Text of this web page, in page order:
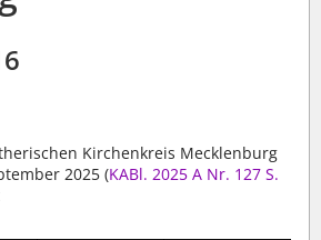
Kirchenkreis Mecklenburg
2025 (KABl. 2025 A Nr. 127 S.